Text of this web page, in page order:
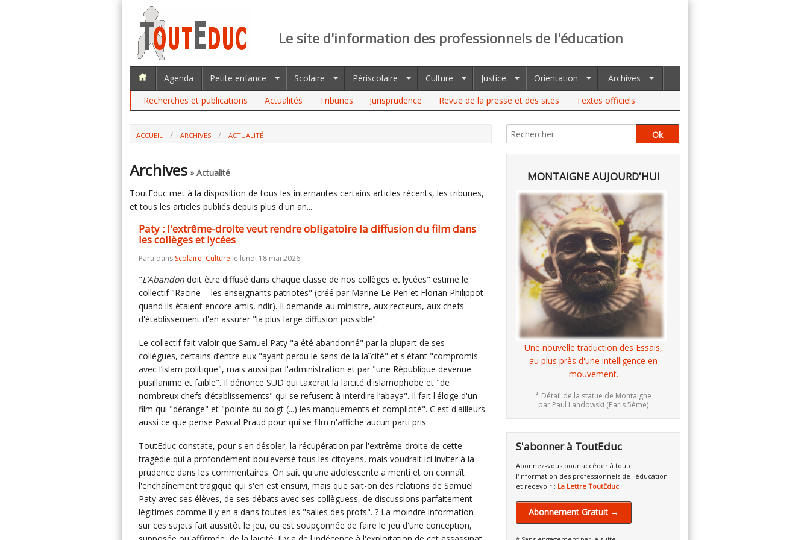
Le site d'information des professionnels de l'éducation
Agenda Petite enfance Scolaire Périscolaire Culture Justice Orientation
Archives
Recherches et publications
Actualités Tribunes Jurisprudence Revue de la presse et des sites Textes officiels
ACCUEIL ARCHIVES
ACTUALITÉ
LYCÉES
Archives » Actualité
ToutEduc met à la disposition de tous les internautes certains articles récents, les tribunes,
et tous les articles publiés depuis plus d'un an...
Paty : l'extrême-droite veut rendre obligatoire la diffusion du film dans
les collèges et lycées
Paru dans Scolaire, Culture le lundi 18 mai 2026.
"L’Abandon doit être diffusé dans chaque classe de nos collèges et lycées" estime le
collectif "Racine - les enseignants patriotes" (créé par Marine Le Pen et Florian Philippot
quand ils étaient encore amis, ndlr). Il demande au ministre, aux recteurs, aux chefs
d'établissement d'en assurer "la plus large diffusion possible".
Le collectif fait valoir que Samuel Paty "a été abandonné" par la plupart de ses
collègues, certains d’entre eux "ayant perdu le sens de la laïcité" et s'étant "compromis
avec l’islam politique", mais aussi par l'administration et par "une République devenue
pusillanime et faible". Il dénonce SUD qui taxerait la laïcité d'islamophobe et "de
nombreux chefs d’établissements" qui se refusent à interdire l’abaya". Il fait l'éloge d'un
film qui "dérange" et "pointe du doigt (...) les manquements et complicité". C'est d'ailleurs
aussi ce que pense Pascal Praud pour qui se film n'affiche aucun parti pris.
ToutEduc constate, pour s'en désoler, la récupération par l'extrême-droite de cette
tragédie qui a profondément bouleversé tous les citoyens, mais voudrait ici inviter à la
prudence dans les commentaires. On sait qu'une adolescente a menti et on connaît
l'enchaînement tragique qui s'en est ensuivi, mais que sait-on des relations de Samuel
Paty avec ses élèves, de ses débats avec ses collèguess, de discussions parfaitement
légitimes comme il y en a dans toutes les "salles des profs". ? La moindre information
sur ces sujets fait aussitôt le jeu, ou est soupçonnée de faire le jeu d'une conception,
MONTAIGNE AUJOURD'HUI
Une nouvelle traduction des Essais,
au plus près d'une intelligence en
mouvement.
* Détail de la statue de Montaigne
par Paul Landowski (Paris 5ème)
S'abonner à ToutEduc
Abonnez-vous pour accéder à toute
l'information des professionnels de l'éducation
et recevoir : La Lettre ToutEduc
Abonnement Gratuit →